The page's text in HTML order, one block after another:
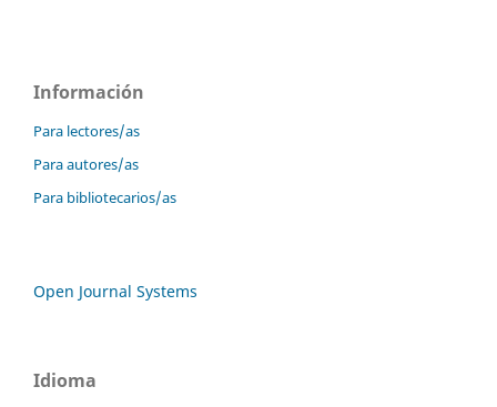
Información
Para lectores/as
Para autores/as
Para bibliotecarios/as
Open Journal Systems
Idioma